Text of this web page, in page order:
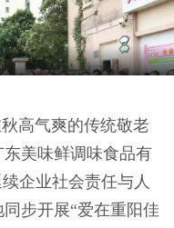
高气爽的传统敬老
美味鲜调味食品有
企业社会责任与人
步开展“爱在重阳佳